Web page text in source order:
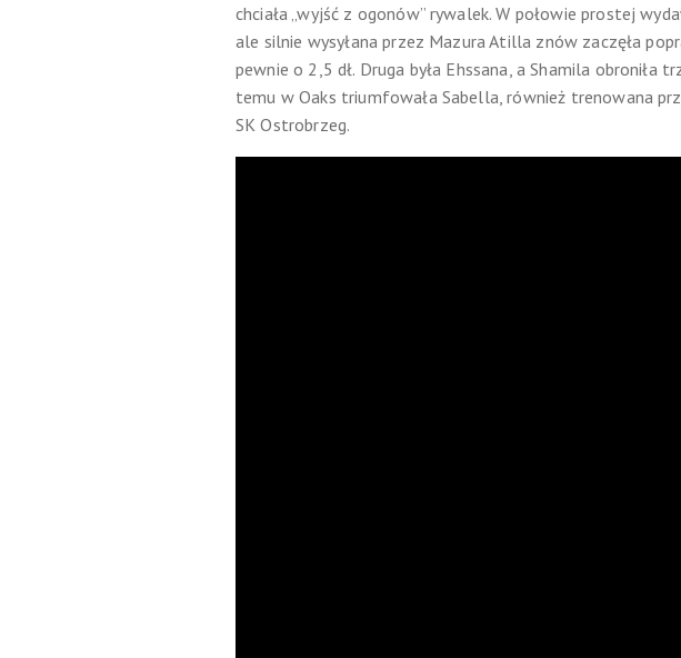
chciała „wyjść z ogonów” rywalek. W połowie prostej
ale silnie wysyłana przez Mazura Atilla znów zaczęła
pewnie o 2,5 dł. Druga była Ehssana, a Shamila
temu w Oaks triumfowała Sabella, również trenowana
SK Ostrobrzeg.